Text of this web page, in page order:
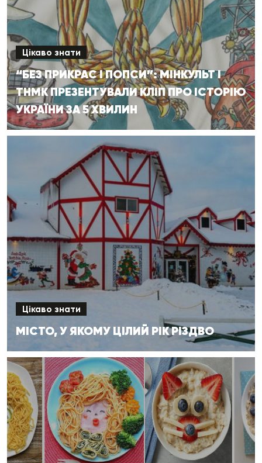
Цікаво знати
“БЕЗ ПРИКРАС І ПОПСИ”: МІНКУЛЬТ І
ТНМК ПРЕЗЕНТУВАЛИ КЛІП ПРО ІСТОРІЮ
УКРАЇНИ ЗА 5 ХВИЛИН
Цікаво знати
МІСТО, У ЯКОМУ ЦІЛИЙ РІК РІЗДВО